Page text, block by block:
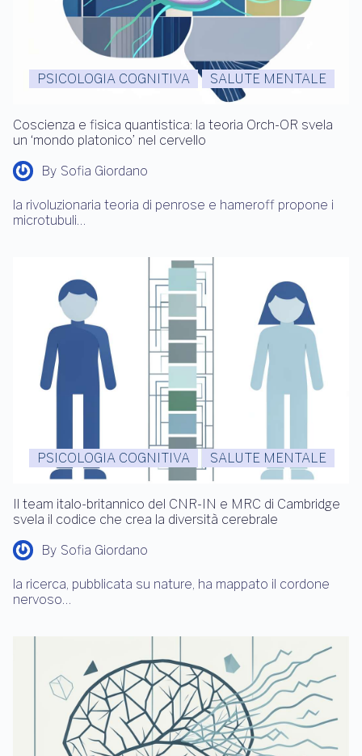
PSICOLOGIA COGNITIVA SALUTE MENTALE
Coscienza e fisica quantistica: la teoria Orch-OR svela
un ‘mondo platonico’ nel cervello
By Sofia Giordano
la rivoluzionaria teoria di penrose e hameroff propone i
microtubuli…
PSICOLOGIA COGNITIVA SALUTE MENTALE
Il team italo-britannico del CNR-IN e MRC di Cambridge
svela il codice che crea la diversità cerebrale
By Sofia Giordano
la ricerca, pubblicata su nature, ha mappato il cordone
nervoso…